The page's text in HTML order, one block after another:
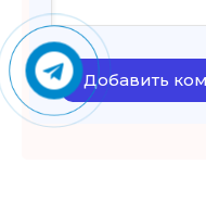
Добавить